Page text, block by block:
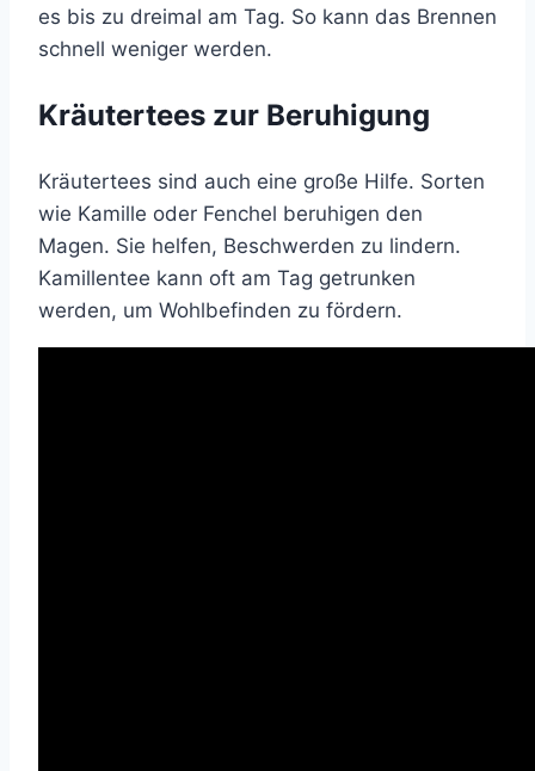
es bis zu dreimal am Tag. So kann das Brennen
schnell weniger werden.
Kräutertees zur Beruhigung
Kräutertees sind auch eine große Hilfe. Sorten
wie Kamille oder Fenchel beruhigen den
Magen. Sie helfen, Beschwerden zu lindern.
Kamillentee kann oft am Tag getrunken
werden, um Wohlbefinden zu fördern.